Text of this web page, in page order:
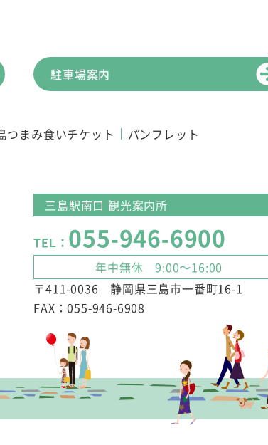
駐車場案内
つまみ食いチケット パンフレット
三島駅南口 観光案内所
TEL： 055-946-6900
年中無休 9:00～16:00
〒411-0036 静岡県三島市一番町16-1
FAX：055-946-6908